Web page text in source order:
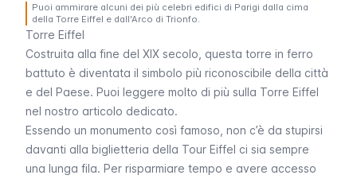
Puoi ammirare alcuni dei più celebri edifici di Parigi dalla cima
della Torre Eiffel e dall'Arco di Trionfo.
Torre Eiffel
Costruita alla fine del XIX secolo, questa torre in ferro
battuto è diventata il simbolo più riconoscibile della città
e del Paese. Puoi leggere molto di più sulla Torre Eiffel
nel nostro articolo dedicato.
Essendo un monumento così famoso, non c’è da stupirsi
davanti alla biglietteria della Tour Eiffel ci sia sempre
una lunga fila. Per risparmiare tempo e avere accesso